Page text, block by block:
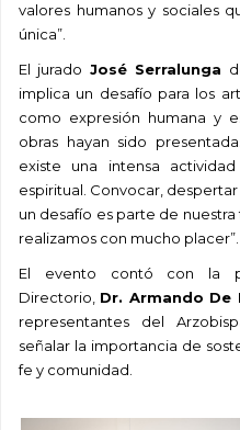
valores humanos y sociales
única”.
El jurado José Serralunga
implica un desafío para los
como expresión humana y
obras hayan sido
existe una intensa
espiritual. Convocar,
un desafío es parte de
realizamos con mucho placer”.
El evento contó con la
Directorio, Dr. Armando De
representantes del
señalar la importancia de
fe y comunidad.